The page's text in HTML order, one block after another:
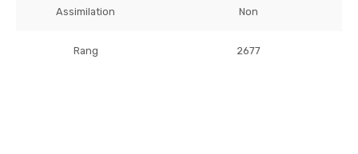
Assimilation Non
Rang 2677